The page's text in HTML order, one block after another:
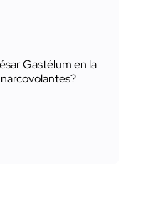
Gastélum en la